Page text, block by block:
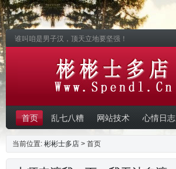
谁叫咱是男子汉，顶天立地要坚强！
首页 乱七八糟 网站技术 心情日志
当前位置: 彬彬士多店 > 首页